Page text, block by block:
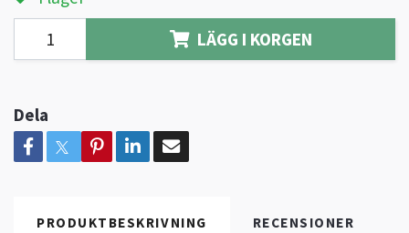
LÄGG I KORGEN
Dela
PRODUKTBESKRIVNING RECENSIONER